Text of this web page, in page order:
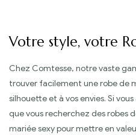
Votre style, votre
Chez Comtesse, notre vaste
trouver facilement une robe de
silhouette et à vos envies. Si
que vous recherchez des robes
mariée sexy pour mettre en